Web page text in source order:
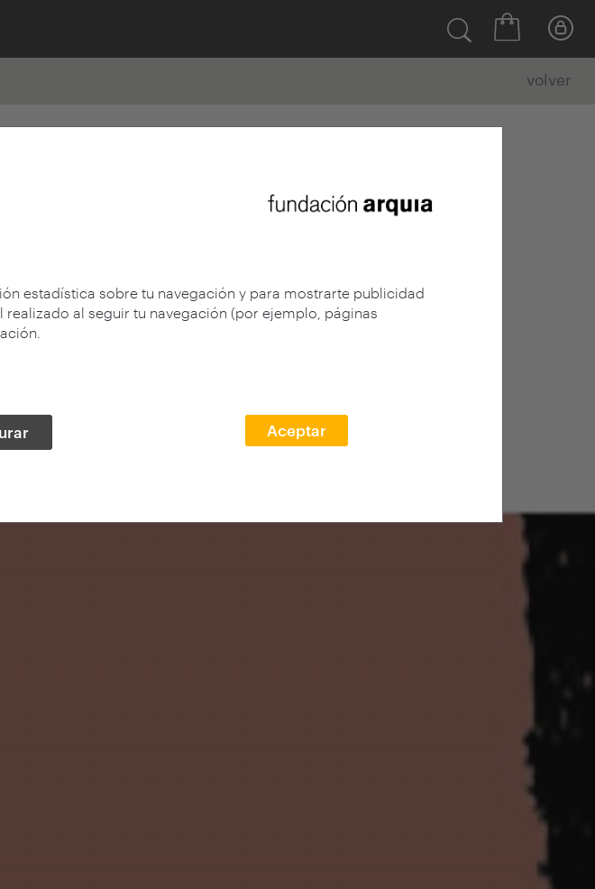
estadística sobre tu navegación y para mostrarte publicidad
al seguir tu navegación (por ejemplo, páginas
Aceptar
volver